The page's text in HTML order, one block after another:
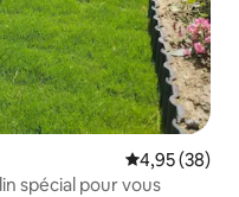
Note
4,95 (38)
spécial pour vous